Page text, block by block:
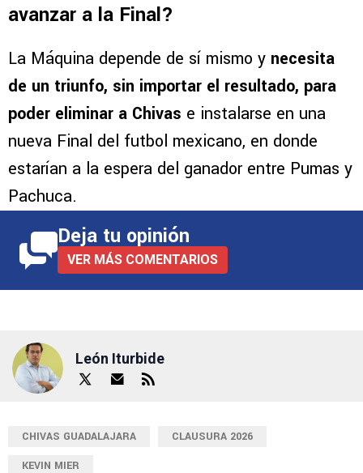
avanzar a la Final?
La Máquina depende de sí mismo y necesita
de un triunfo, sin importar el resultado, para
poder eliminar a Chivas e instalarse en una
nueva Final del futbol mexicano, en donde
estarían a la espera del ganador entre Pumas y
Pachuca.
Deja tu opinión
VER MÁS COMENTARIOS
León Iturbide
CHIVAS GUADALAJARA
CLAUSURA 2026
KEVIN MIER